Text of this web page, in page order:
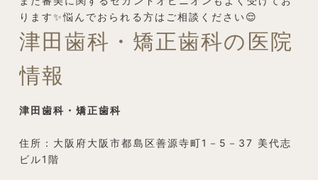
ります✨悩んでおられる方はご相談ください😌
津田歯科・矯正歯科の医院
情報
津田歯科・矯正歯科
住所：大阪府大阪市都島区善源寺町1－5－37 美代志
ビル1階